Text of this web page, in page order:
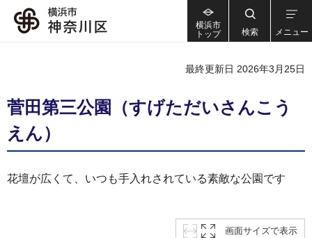
横浜市
トップ
検索 メニュー
最終更新日 2026年3月25日
菅田第三公園（すげただいさんこう
えん）
花壇が広くて、いつも手入れされている素敵な公園です
画面サイズで表示